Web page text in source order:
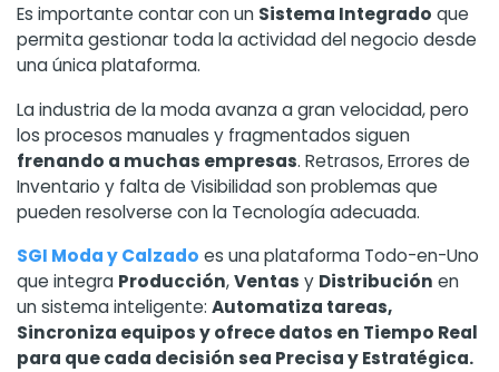
Es importante contar con un Sistema Integrado que
permita gestionar toda la actividad del negocio desde
una única plataforma.
La industria de la moda avanza a gran velocidad, pero
los procesos manuales y fragmentados siguen
frenando a muchas empresas. Retrasos, Errores de
Inventario y falta de Visibilidad son problemas que
pueden resolverse con la Tecnología adecuada.
SGI Moda y Calzado es una plataforma Todo-en-Uno
que integra Producción,Ventas y Distribución en
un sistema inteligente: Automatiza tareas,
Sincroniza equipos y ofrece datos en Tiempo Real
para que cada decisión sea Precisa y Estratégica.